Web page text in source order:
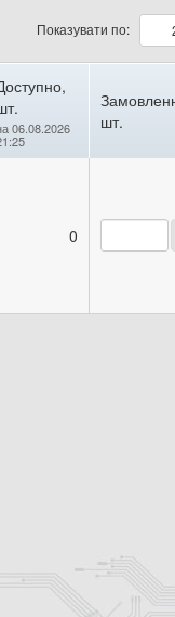
Показувати по:
06.08.2026
шт.
0